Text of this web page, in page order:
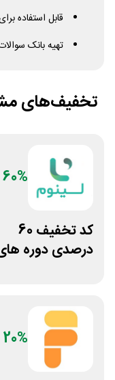
قابل استفاده
تهیه بانک سوالات دانش
تخفیف‌های
60%
کد تخفیف 60
درصدی دوره
20%